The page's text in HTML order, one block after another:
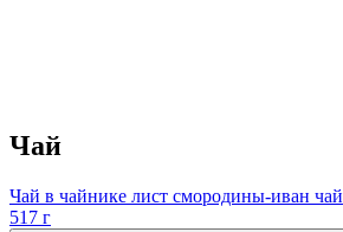
Чай
Чай в чайнике лист смородины-иван чай
517 г